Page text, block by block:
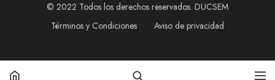
© 2022 Todos los derechos reservados. DUCSEM
Términos y Condiciones
Aviso de privacidad